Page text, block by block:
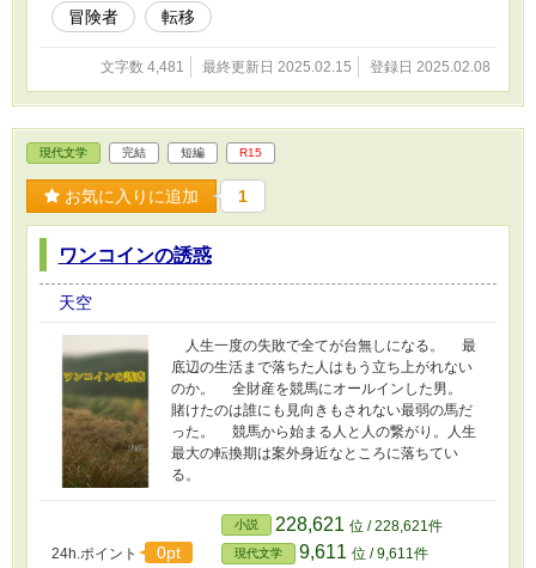
冒険者
転移
文字数 4,481 最終更新日 2025.02.15 登録日 2025.02.08
現代文学 完結 短編 R15
お気に入りに追加 1
ワンコインの誘惑
天空
人生一度の失敗で全てが台無しになる。 最
底辺の生活まで落ちた人はもう立ち上がれない
のか。 全財産を競馬にオールインした男。
賭けたのは誰にも見向きもされない最弱の馬だ
った。 競馬から始まる人と人の繋がり。人生
最大の転換期は案外身近なところに落ちてい
る。
24h.ポイント 0pt
小説 228,621 位 / 228,621件
現代文学 9,611 位 / 9,611件